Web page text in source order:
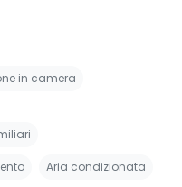
in camera
Aria condizionata